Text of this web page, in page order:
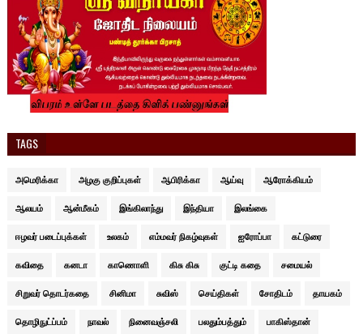
TAGS
அமெரிக்கா அழகு குறிப்புகள் ஆபிரிக்கா ஆய்வு ஆரோக்கியம்
ஆலயம் ஆன்மீகம் இங்கிலாந்து இந்தியா இலங்கை
ஈழவர் படைப்புக்கள் உலகம் எம்மவர் நிகழ்வுகள் ஐரோப்பா கட்டுரை
கவிதை கனடா காணொளி கிசு கிசு குட்டி கதை சமையல்
சிறுவர் தொடர்கதை சினிமா சுவிஸ் செய்திகள் சோதிடம் தாயகம்
தொழிநுட்ப்பம் நாவல் நினைவஞ்சலி பலதும்பத்தும் பாகிஸ்தான்